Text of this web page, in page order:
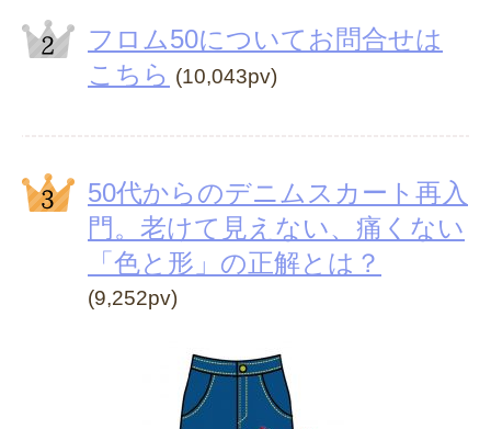
フロム50についてお問合せは
こちら (10,043pv)
50代からのデニムスカート再入
門。老けて見えない、痛くない
「色と形」の正解とは？
(9,252pv)